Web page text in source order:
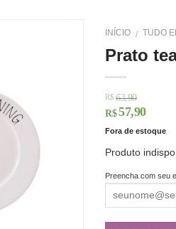
INÍCIO / TUDO
Prato
R$ 63,90
R$ 57,90
Fora de estoque
Produto
Preencha com seu